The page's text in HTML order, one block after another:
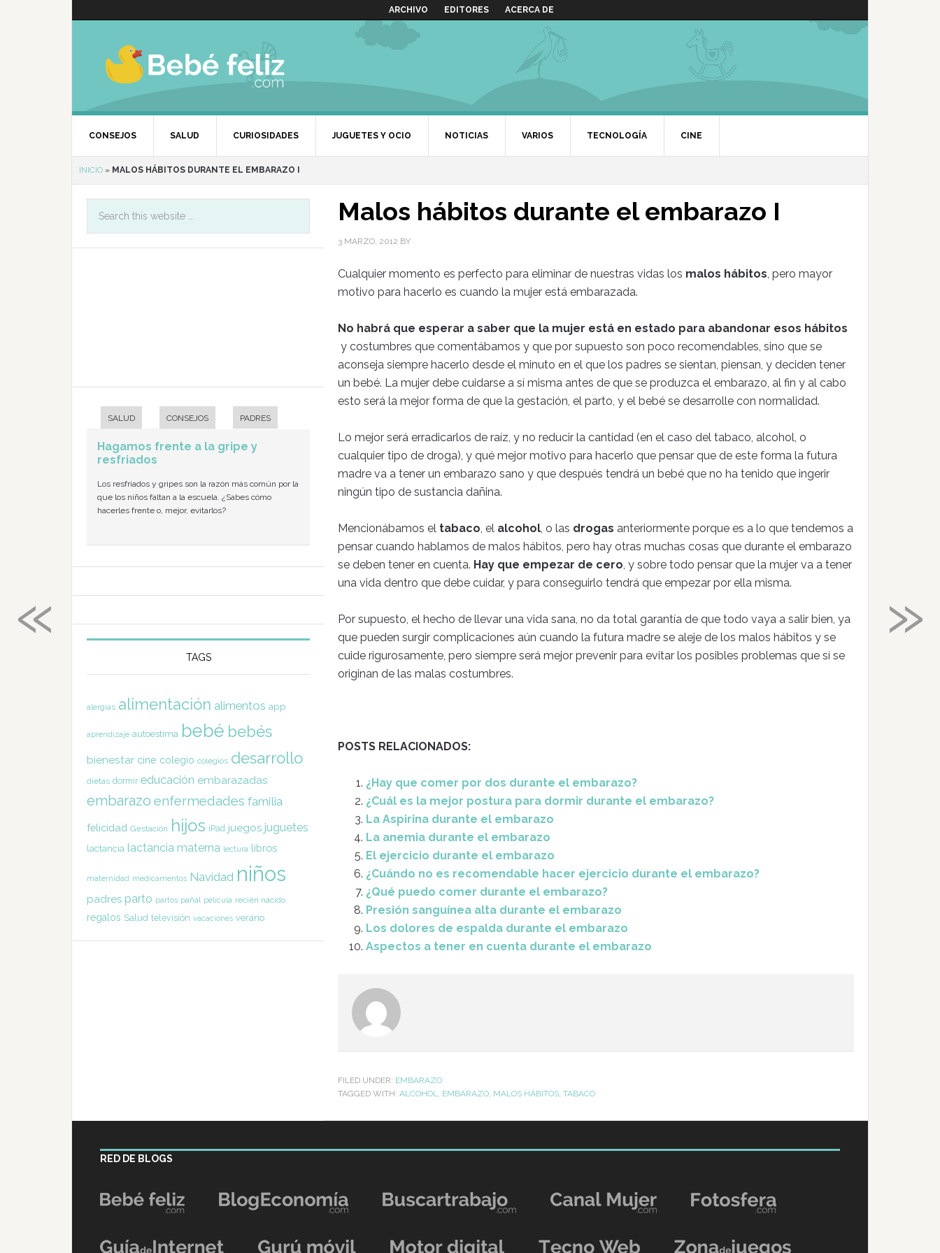
ARCHIVO EDITORES ACERCA DE
CONSEJOS SALUD CURIOSIDADES JUGUETES Y OCIO NOTICIAS VARIOS TECNOLOGÍA CINE
INICIO » MALOS HÁBITOS DURANTE EL EMBARAZO I
Malos hábitos durante el embarazo I
3 MARZO, 2012 BY
Cualquier momento es perfecto para eliminar de nuestras vidas los malos hábitos, pero mayor
motivo para hacerlo es cuando la mujer está embarazada.
No habrá que esperar a saber que la mujer está en estado para abandonar esos hábitos
y costumbres que comentábamos y que por supuesto son poco recomendables, sino que se
aconseja siempre hacerlo desde el minuto en el que los padres se sientan, piensan, y deciden tener
un bebé. La mujer debe cuidarse a sí misma antes de que se produzca el embarazo, al fin y al cabo
esto será la mejor forma de que la gestación, el parto, y el bebé se desarrolle con normalidad.
Lo mejor será erradicarlos de raíz, y no reducir la cantidad (en el caso del tabaco, alcohol, o
cualquier tipo de droga), y qué mejor motivo para hacerlo que pensar que de este forma la futura
madre va a tener un embarazo sano y que después tendrá un bebé que no ha tenido que ingerir
ningún tipo de sustancia dañina.
Mencionábamos el tabaco, el alcohol, o las drogas anteriormente porque es a lo que tendemos a
pensar cuando hablamos de malos hábitos, pero hay otras muchas cosas que durante el embarazo
se deben tener en cuenta. Hay que empezar de cero, y sobre todo pensar que la mujer va a tener
una vida dentro que debe cuidar, y para conseguirlo tendrá que empezar por ella misma.
Por supuesto, el hecho de llevar una vida sana, no da total garantía de que todo vaya a salir bien, ya
que pueden surgir complicaciones aún cuando la futura madre se aleje de los malos hábitos y se
cuide rigurosamente, pero siempre será mejor prevenir para evitar los posibles problemas que sí se
originan de las malas costumbres.
POSTS RELACIONADOS:
¿Hay que comer por dos durante el embarazo?
¿Cuál es la mejor postura para dormir durante el embarazo?
La Aspirina durante el embarazo
La anemia durante el embarazo
El ejercicio durante el embarazo
¿Cuándo no es recomendable hacer ejercicio durante el embarazo?
¿Qué puedo comer durante el embarazo?
Presión sanguínea alta durante el embarazo
Los dolores de espalda durante el embarazo
Aspectos a tener en cuenta durante el embarazo
FILED UNDER: EMBARAZO
TAGGED WITH: ALCOHOL, EMBARAZO, MALOS HÁBITOS, TABACO
SALUD CONSEJOS PADRES
Hagamos frente a la gripe y
resfriados
Los resfriados y gripes son la razón más común por la
que los niños faltan a la escuela. ¿Sabes cómo
hacerles frente o, mejor, evitarlos?
TAGS
alergias alimentación alimentos app
aprendizaje autoestima bebé bebés
bienestar cine colegio colegios desarrollo
dietas dormir educación embarazadas
embarazo enfermedades familia
felicidad Gestación hijos iPad juegos juguetes
lactancia lactancia materna lectura libros
maternidad medicamentos Navidad niños
padres parto partos pañal película recién nacido
regalos Salud televisión vacaciones verano
RED DE BLOGS
»
«